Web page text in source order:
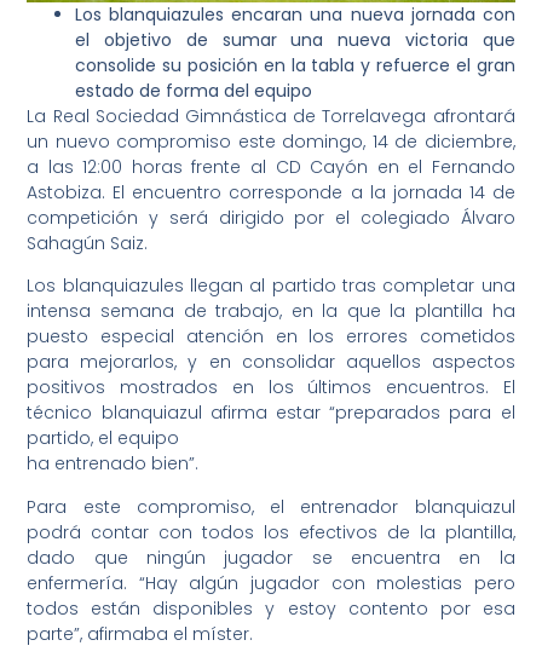
Los blanquiazules encaran una nueva jornada con
el objetivo de sumar una nueva victoria que
consolide su posición en la tabla y refuerce el gran
estado de forma del equipo
La Real Sociedad Gimnástica de Torrelavega afrontará
un nuevo compromiso este domingo, 14 de diciembre,
a las 12:00 horas frente al CD Cayón en el Fernando
Astobiza. El encuentro corresponde a la jornada 14 de
competición y será dirigido por el colegiado Álvaro
Sahagún Saiz.
Los blanquiazules llegan al partido tras completar una
intensa semana de trabajo, en la que la plantilla ha
puesto especial atención en los errores cometidos
para mejorarlos, y en consolidar aquellos aspectos
positivos mostrados en los últimos encuentros. El
técnico blanquiazul afirma estar “preparados para el
partido, el equipo
ha entrenado bien”.
Para este compromiso, el entrenador blanquiazul
podrá contar con todos los efectivos de la plantilla,
dado que ningún jugador se encuentra en la
enfermería. “Hay algún jugador con molestias pero
todos están disponibles y estoy contento por esa
parte”, afirmaba el míster.